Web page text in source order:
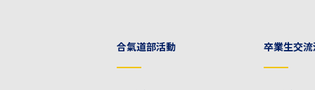
合氣道部活動 卒業生交